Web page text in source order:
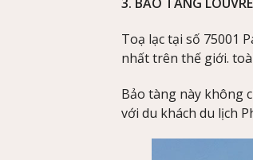
Toạ lạc tại số 75001
nhất trên thế giới.
Bảo tàng này không
với du khách du lịch